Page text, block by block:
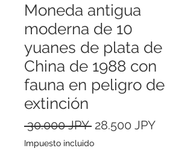
Moneda antigua
moderna de 10
yuanes de plata de
China de 1988 con
fauna en peligro de
extinción
30.000 JPY Precio
28.500 JPYPrecio
Impuesto incluido